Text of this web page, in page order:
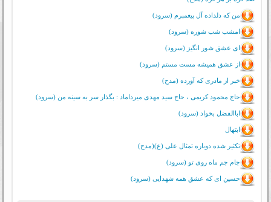
من که دلداده آل پیغمبرم (سرود)
امشب شب شوره (سرود)
ای عشق شور انگیز (سرود)
از عشق همیشه مست مستم (سرود)
خبر از مادری که آورده (مدح)
حاج محمود کریمی ، حاج سید مهدی میرداماد : بگذار سر به سینه من (سرود)
اباالفضل بخواد (سرود)
ابتهال
تکثیر شده دوباره تمثال علی (ع)(مدح)
جام جم ماه روی تو (سرود)
حسین ای که عشق همه شهدایی (سرود)